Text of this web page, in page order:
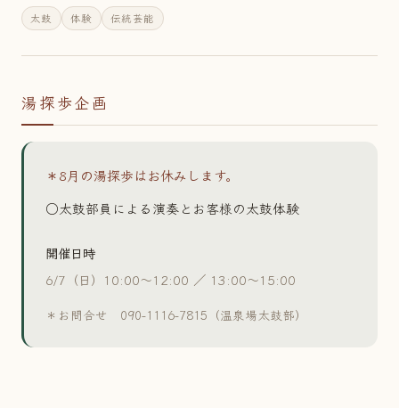
太鼓 体験 伝統芸能
湯探歩企画
＊8月の湯探歩はお休みします。
○太鼓部員による演奏とお客様の太鼓体験
開催日時
6/7（日）10:00〜12:00 ／ 13:00〜15:00
＊お問合せ 090-1116-7815（温泉場太鼓部）